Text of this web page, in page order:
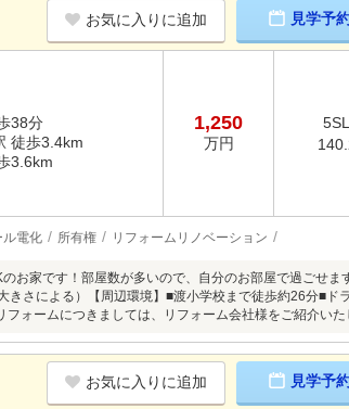
お気に入りに追加 見学予
38分
徒歩3.4km
3.6km
1,250
万円
ル電化 所有権 リフォームリノベーション
のお家です！部屋数が多いので、自分のお部屋で過ごせ
きさによる）【周辺環境】■渡小学校まで徒歩約26分■ド
ォームにつきましては、リフォーム会社様をご紹介いた
お気に入りに追加 見学予